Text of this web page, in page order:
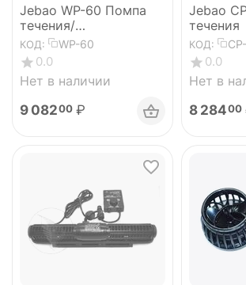
Jebao WP-60 Помпа
течения/
волногенератор с
контроллером 20000
л/ч
КОД: WP-60
0.0
Нет в наличии
9 08200 ₽
Jebao
течения
КОД:
0.0
Нет в
8 28400